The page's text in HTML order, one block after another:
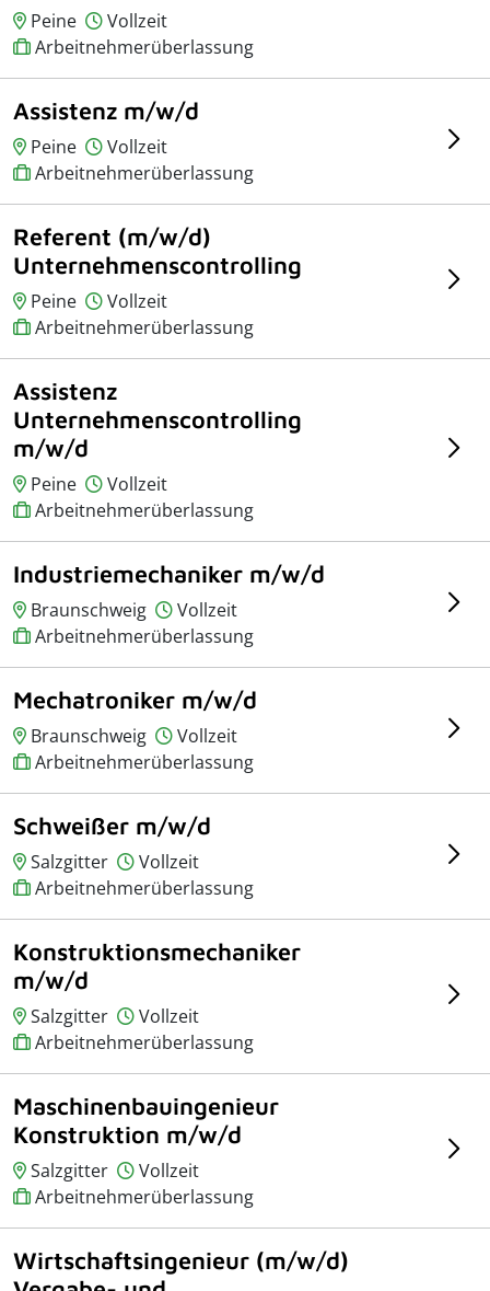
Peine
Vollzeit
Arbeitnehmerüberlassung
Assistenz m/w/d
Peine
Vollzeit
Arbeitnehmerüberlassung
Referent (m/w/d)
Unternehmenscontrolling
Peine
Vollzeit
Arbeitnehmerüberlassung
Assistenz
Unternehmenscontrolling
m/w/d
Peine
Vollzeit
Arbeitnehmerüberlassung
Industriemechaniker m/w/d
Braunschweig
Vollzeit
Arbeitnehmerüberlassung
Mechatroniker m/w/d
Braunschweig
Vollzeit
Arbeitnehmerüberlassung
Schweißer m/w/d
Salzgitter
Vollzeit
Arbeitnehmerüberlassung
Konstruktionsmechaniker
m/w/d
Salzgitter
Vollzeit
Arbeitnehmerüberlassung
Maschinenbauingenieur
Konstruktion m/w/d
Salzgitter
Vollzeit
Arbeitnehmerüberlassung
Wirtschaftsingenieur (m/w/d)